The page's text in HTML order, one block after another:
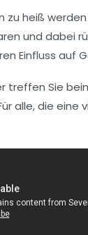
heiß
und dabei
Einfluss auf
treffen Sie
alle, die